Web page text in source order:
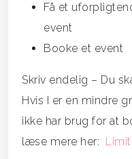
Få et
event
Booke et event
Skriv endelig – Du
Hvis I er en mindre
ikke har brug for at
læse mere her: